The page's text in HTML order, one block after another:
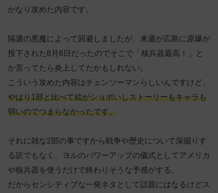
かなり攻めた内容です。
隔週の悪魔によって回避しましたが、来週が広島に原爆が
投下された8月6日だったのでそこで「核兵器最高！」と
か言ってたら炎上してたかもしれない。
こういう攻めた内容はチェンソーマンらしいんですけど、
やはり1部と比べて絵がショボいしストーリーもキャラも
弱いのでつまらなかったです。
それに雑な2部の事ですから戦争や歴史について深掘りす
る訳でもなく、ヨルのパワーアップの儀式としてアメリカ
や核兵器を使うだけで終わりそうな予感がする。
だからセンシティブな一発ネタとして話題にはなるけどス